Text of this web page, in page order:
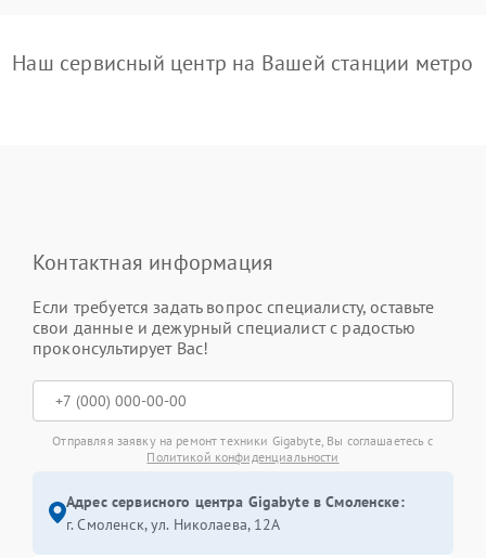
Наш сервисный центр на Вашей станции метро
Контактная информация
Если требуется задать вопрос специалисту, оставьте
свои данные и дежурный специалист с радостью
проконсультирует Вас!
Отправляя заявку на ремонт техники Gigabyte, Вы соглашаетесь с
Политикой конфиденциальности
Адрес сервисного центра Gigabyte в Смоленске:
г. Смоленск, ул. Николаева, 12А